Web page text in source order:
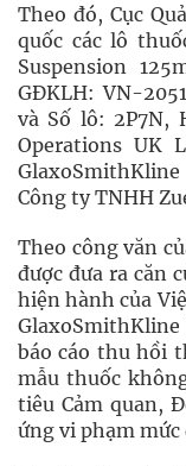
Theo đó, Cục
quốc các lô
Suspension
GĐKLH: VN-
và Số lô: 2P7N,
Operations UK
Công ty TNHH
Theo công văn
được đưa ra căn
hiện hành của
GlaxoSmithKline
báo cáo thu hồi
mẫu thuốc
tiêu Cảm quan,
ứng vi phạm mức